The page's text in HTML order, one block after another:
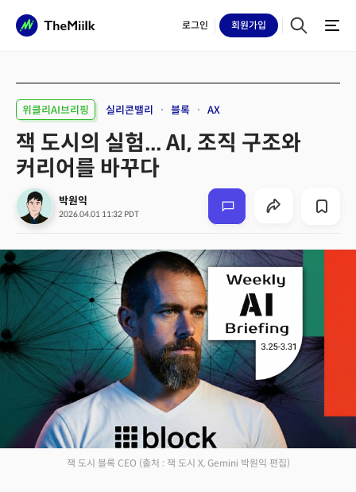
로그인 회원가입
위클리AI브리핑 실리콘밸리 블록 AX
잭 도시의 실험... AI, 조직 구조와
커리어를 바꾸다
박원익
2026.04.01 11:32 PDT
잭 도시 블록 CEO (출처 : 잭 도시 X, Gemini 박원익 편집)